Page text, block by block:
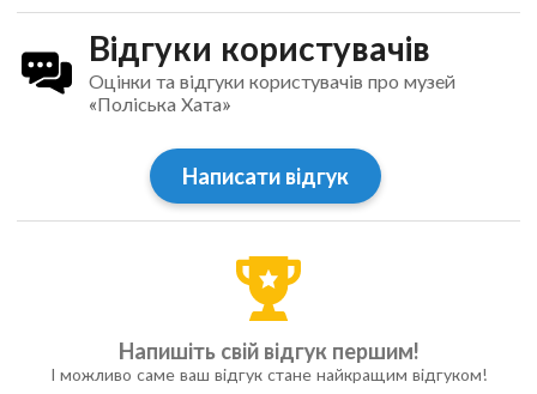
Відгуки користувачів
Оцінки та відгуки користувачів про музей
«Поліська Хата»
Написати відгук
Напишіть свій відгук першим!
І можливо саме ваш відгук стане найкращим відгуком!